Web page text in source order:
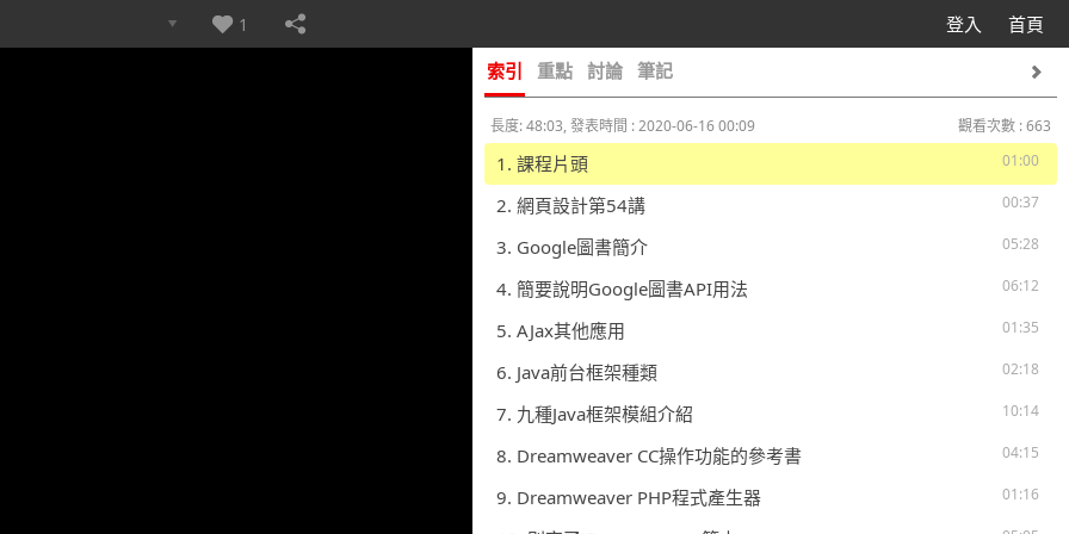
登入 首頁
1
索引 重點 討論 筆記
長度: 48:03, 發表時間 : 2020-06-16 00:09
觀看次數 : 663
01:00
1. 課程片頭
00:37
2. 網頁設計第54講
05:28
3. Google圖書簡介
06:12
4. 簡要說明Google圖書API用法
01:35
5. AJax其他應用
02:18
6. Java前台框架種類
10:14
7. 九種Java框架模組介紹
04:15
8. Dreamweaver CC操作功能的參考書
01:16
9. Dreamweaver PHP程式產生器